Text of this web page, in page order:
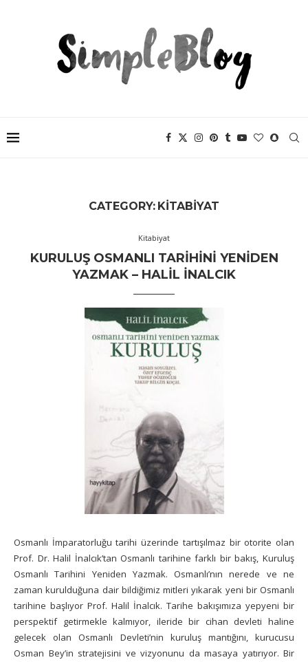
CATEGORY: KITABIYAT
Kitabiyat
KURULUŞ OSMANLI TARIHINI YENIDEN
YAZMAK – HALIL İNALCIK
Osmanlı İmparatorluğu tarihi üzerinde tartışılmaz bir otorite olan
Prof. Dr. Halil İnalcık’tan Osmanlı tarihine farklı bir bakış, Kuruluş
Osmanlı Tarihini Yeniden Yazmak. Osmanlı’nın nerede ve ne
zaman kurulduğuna dair bildiğimiz mitleri yıkarak yeni bir Osmanlı
tarihine başlıyor Prof. Halil İnalcık. Tarihe bakışımıza yepyeni bir
perspektif getirmekle kalmıyor, ileride bir cihan devleti haline
gelecek olan Osmanlı Devleti’nin kuruluş mantığını, kurucusu
Osman Bey’in stratejisini ve vizyonunu da masaya yatırıyor. Bir